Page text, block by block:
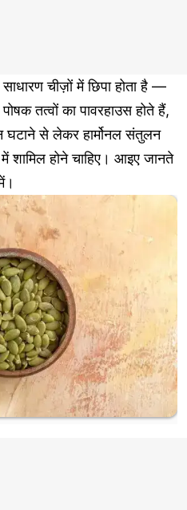
चीज़ों में छिपा होता है —
तत्वों का पावरहाउस होते हैं,
से लेकर हार्मोनल संतुलन
शामिल होने चाहिए। आइए जानते